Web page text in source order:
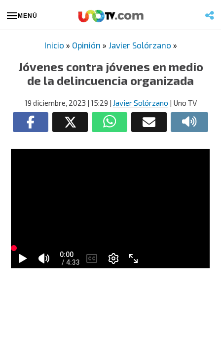
MENÚ
Inicio » Opinión » Javier Solórzano »
Jóvenes contra jóvenes en medio
de la delincuencia organizada
19 diciembre, 2023 | 15:29 | Javier Solórzano | Uno TV